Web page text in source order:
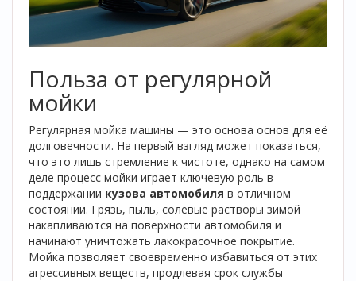
Польза от регулярной
мойки
Регулярная мойка машины — это основа основ для её
долговечности. На первый взгляд может показаться,
что это лишь стремление к чистоте, однако на самом
деле процесс мойки играет ключевую роль в
поддержании кузова автомобиля в отличном
состоянии. Грязь, пыль, солевые растворы зимой
накапливаются на поверхности автомобиля и
начинают уничтожать лакокрасочное покрытие.
Мойка позволяет своевременно избавиться от этих
агрессивных веществ, продлевая срок службы